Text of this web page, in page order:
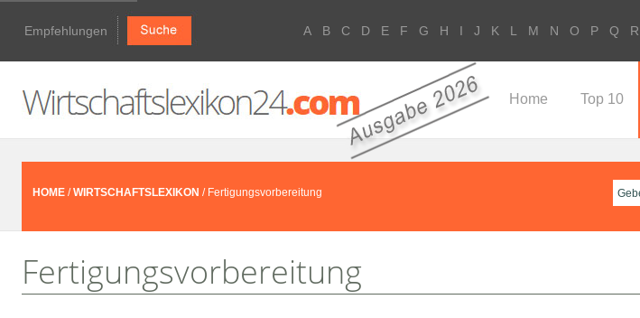
Empfehlungen A B C D E F G H I J K L M N O P Q R
Home Top 10
HOME /WIRTSCHAFTSLEXIKON / Fertigungsvorbereitung
Fertigungsvorbereitung